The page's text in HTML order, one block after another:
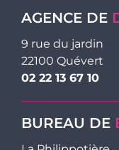
AGENCE DE
9 rue du jardin
22100 Quévert
02 22 13 67 10
BUREAU DE